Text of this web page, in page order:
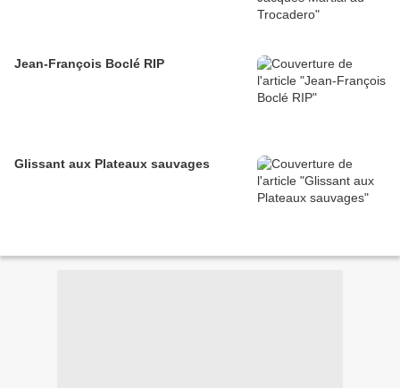
Jean-François Boclé RIP
Glissant aux Plateaux sauvages